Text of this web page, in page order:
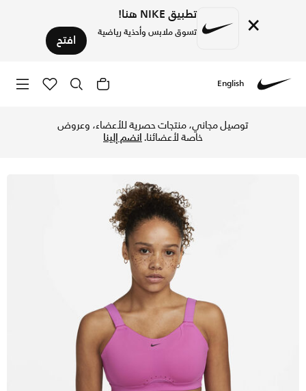
× تطبيق NIKE هنا!
تسوق ملابس وأحذية رياضية افتح
English
توصيل مجاني، منتجات حصرية للأعضاء، وعروض
خاصة لأعضائنا.انضم إلينا